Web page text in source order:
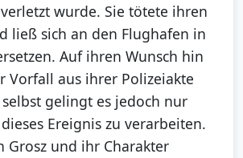
wurde. Sie tötete ihren
ließ sich an den Flughafen in
Auf ihren Wunsch hin
Vorfall aus ihrer Polizeiakte
gelingt es jedoch nur
Ereignis zu verarbeiten.
Grosz und ihr Charakter